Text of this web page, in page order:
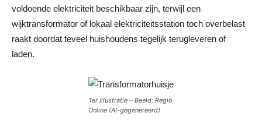
voldoende elektriciteit beschikbaar zijn, terwijl een
wijktransformator of lokaal elektriciteitsstation toch overbelast
raakt doordat teveel huishoudens tegelijk terugleveren of
laden.
Ter illustratie – Beeld: Regio
Online (AI-gegenereerd)